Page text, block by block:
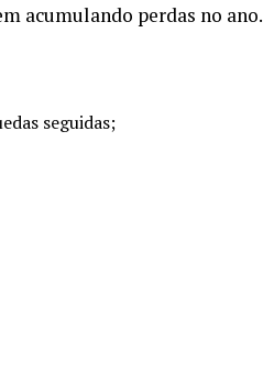
acumulando perdas no ano.
seguidas;